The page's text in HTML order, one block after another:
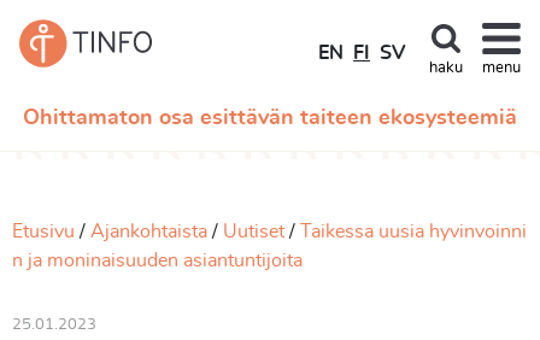
Ohittamaton osa esittävän taiteen ekosysteemiä
EN FI SV
haku menu
Etusivu Ajankohtaista Uutiset
Taikessa uusia hyvinvoinni
n ja moninaisuuden asiantuntijoita
25.01.2023